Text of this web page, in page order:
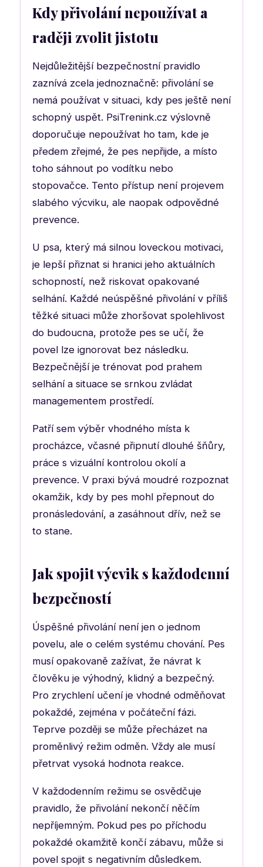
Kdy přivolání nepoužívat a
raději zvolit jistotu
Nejdůležitější bezpečnostní pravidlo
zaznívá zcela jednoznačně: přivolání se
nemá používat v situaci, kdy pes ještě není
schopný uspět. PsiTrenink.cz výslovně
doporučuje nepoužívat ho tam, kde je
předem zřejmé, že pes nepřijde, a místo
toho sáhnout po vodítku nebo
stopovačce. Tento přístup není projevem
slabého výcviku, ale naopak odpovědné
prevence.
U psa, který má silnou loveckou motivaci,
je lepší přiznat si hranici jeho aktuálních
schopností, než riskovat opakované
selhání. Každé neúspěšné přivolání v příliš
těžké situaci může zhoršovat spolehlivost
do budoucna, protože pes se učí, že
povel lze ignorovat bez následku.
Bezpečnější je trénovat pod prahem
selhání a situace se srnkou zvládat
managementem prostředí.
Patří sem výběr vhodného místa k
procházce, včasné připnutí dlouhé šňůry,
práce s vizuální kontrolou okolí a
prevence. V praxi bývá moudré rozpoznat
okamžik, kdy by pes mohl přepnout do
pronásledování, a zasáhnout dřív, než se
to stane.
Jak spojit výcvik s každodenní
bezpečností
Úspěšné přivolání není jen o jednom
povelu, ale o celém systému chování. Pes
musí opakovaně zažívat, že návrat k
člověku je výhodný, klidný a bezpečný.
Pro zrychlení učení je vhodné odměňovat
pokaždé, zejména v počáteční fázi.
Teprve později se může přecházet na
proměnlivý režim odměn. Vždy ale musí
přetrvat vysoká hodnota reakce.
V každodenním režimu se osvědčuje
pravidlo, že přivolání nekončí něčím
nepříjemným. Pokud pes po příchodu
pokaždé okamžitě končí zábavu, může si
povel spojit s negativním důsledkem.